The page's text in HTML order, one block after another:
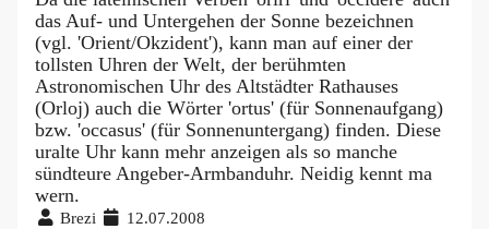
das Auf- und Untergehen der Sonne bezeichnen
(vgl. 'Orient/Okzident'), kann man auf einer der
tollsten Uhren der Welt, der berühmten
Astronomischen Uhr des Altstädter Rathauses
(Orloj) auch die Wörter 'ortus' (für Sonnenaufgang)
bzw. 'occasus' (für Sonnenuntergang) finden. Diese
uralte Uhr kann mehr anzeigen als so manche
sündteure Angeber-Armbanduhr. Neidig kennt ma
wern.
Brezi 12.07.2008